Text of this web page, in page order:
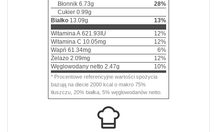
Błonnik 6.73g 28%
Cukier 0.99g
Białko 13.09g 13%
Witamina A 621.93 IU 12%
Witamina C 10.05mg 12%
Wapń 61.34mg 6%
Żelazo 2.09mg 12%
Węglowodany netto 2.47g 10%
* Procentowe referencyjne wartości spożycia
bazują na diecie 2000 kcal o makro 75%
tłuszczu, 20% białka, 5% węglowodanów netto.